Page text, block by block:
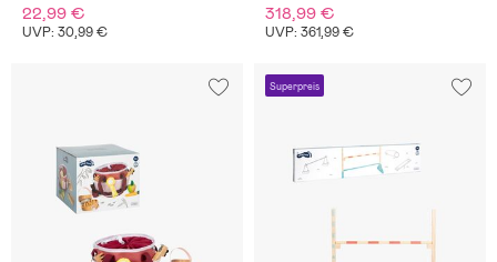
22,99 €
UVP: 30,99 €
318,99 €
UVP: 361,99 €
Superpreis